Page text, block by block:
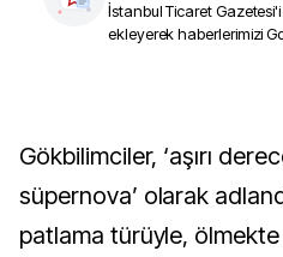
İstanbul Ticaret Gazetesi
ekleyerek haberlerimizi
Gökbilimciler, ‘aşırı derecede soyulmuş
süpernova’ olarak
patlama türüyle, ölmekte